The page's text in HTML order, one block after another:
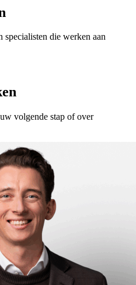
die werken aan
volgende stap of over